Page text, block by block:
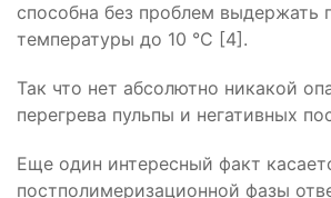
способна без проблем выдержать
температуры до 10 °С [4].
Так что нет абсолютно никакой
перегрева пульпы и негативных
Еще один интересный факт
постполимеризационной фазы